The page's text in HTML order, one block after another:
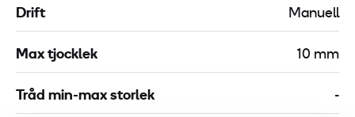
Drift Manuell
Max tjocklek 10 mm
Tråd min-max storlek -